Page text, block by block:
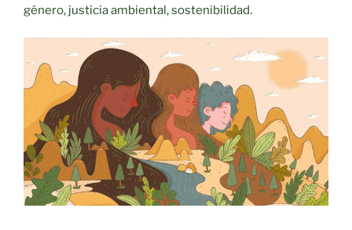
género, justicia ambiental, sostenibilidad.